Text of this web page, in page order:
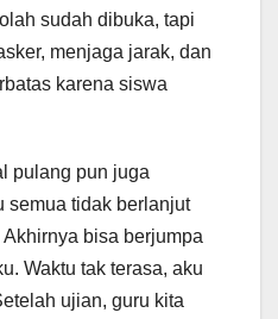
sudah dibuka, tapi
menjaga jarak, dan
karena siswa
pulang pun juga
semua tidak berlanjut
bisa berjumpa
Waktu tak terasa, aku
ujian, guru kita